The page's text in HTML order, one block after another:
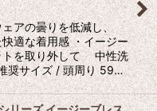
ェアの曇りを低減し、
適な着用感 ・イージー
トを取り外して 中性洗
奨サイズ / 頭周り 59…